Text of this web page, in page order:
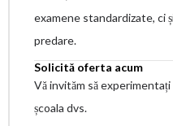
examene standardizate, ci
predare.
Solicită oferta acum
Vă invităm să
școala dvs.